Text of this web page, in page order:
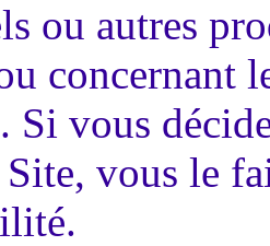
ou autres
concernant
vous
vous le